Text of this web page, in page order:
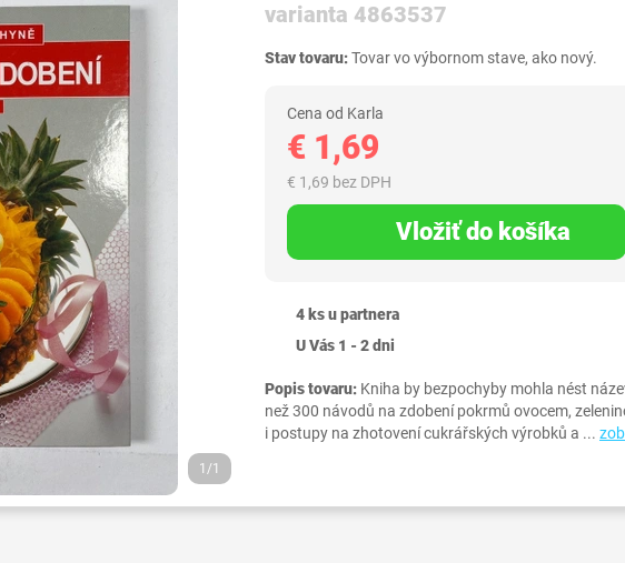
1/1
varianta 4863537
Stav tovaru:Tovar vo výbornom stave, ako nový.
Cena od Karla
€ 1,69
€ 1,69 bez DPH
Vložiť do košíka
4 ks u partnera
U Vás 1 - 2 dni
Popis tovaru: Kniha by bezpochyby mohla nést
než 300 návodů na zdobení pokrmů ovocem,
i postupy na zhotovení cukrářských výrobků a ...